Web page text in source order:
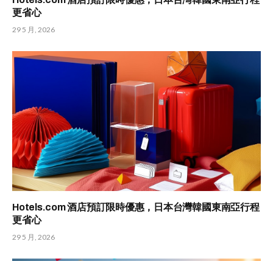
更省心
29 5 月, 2026
Hotels.com 酒店預訂限時優惠，日本台灣韓國東南亞行程
更省心
29 5 月, 2026